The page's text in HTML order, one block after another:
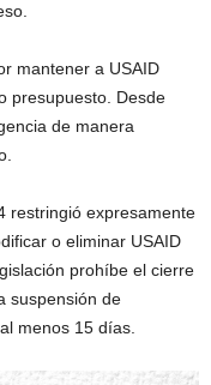
mantener a USAID
presupuesto. Desde
de manera
restringió expresamente
o eliminar USAID
prohíbe el cierre
suspensión de
menos 15 días.